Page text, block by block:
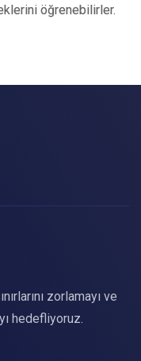
öğrenebilirler.
zorlamayı ve
hedefliyoruz.